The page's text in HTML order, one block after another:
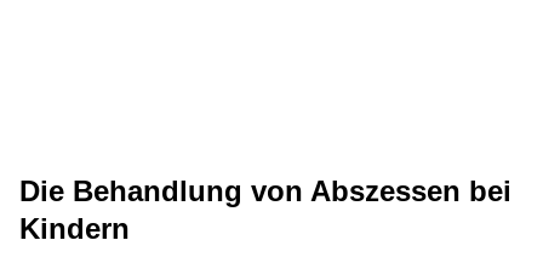
Die Behandlung von Abszessen bei
Kindern